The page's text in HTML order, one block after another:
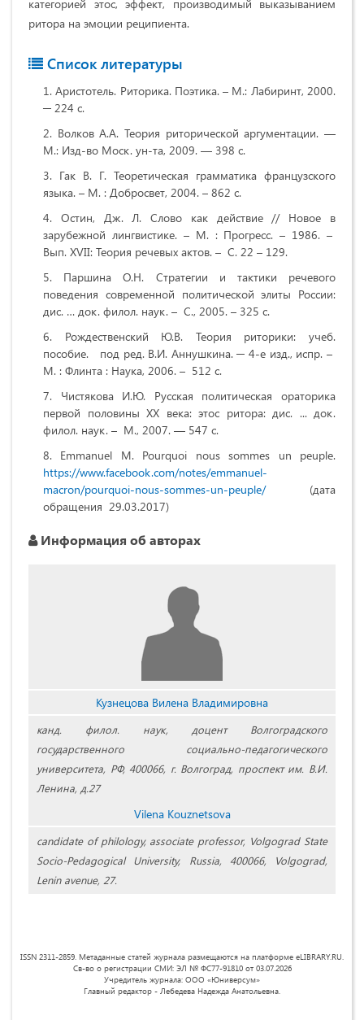
категорией этос, эффект, производимый выказыванием
ритора на эмоции реципиента.
Список литературы
Аристотель. Риторика. Поэтика. – М.: Лабиринт, 2000.
─ 224 с.
Волков A.A. Теория риторической аргументации. —
М.: Изд-во Моск. ун-та, 2009. — 398 с.
Гак В. Г. Теоретическая грамматика французского
языка. – М. : Добросвет, 2004. – 862 с.
Остин, Дж. Л. Слово как действие // Новое в
зарубежной лингвистике. – М. : Прогресс. – 1986. –
Вып. XVII: Теория речевых актов. – С. 22 – 129.
Паршина О.Н. Стратегии и тактики речевого
поведения современной политической элиты России:
дис. … док. филол. наук. – С., 2005. – 325 с.
Рождественский Ю.В. Теория риторики: учеб.
пособие. под ред. В.И. Аннушкина. ─ 4-е изд., испр. –
М. : Флинта : Наука, 2006. – 512 с.
Чистякова И.Ю. Русская политическая ораторика
первой половины XX века: этос ритора: дис. ... док.
филол. наук. – М., 2007. — 547 с.
Emmanuel M. Pourquoi nous sommes un peuple.
https://www.facebook.com/notes/emmanuel-
macron/pourquoi-nous-sommes-un-peuple/
(дата
обращения 29.03.2017)
Информация об авторах
Кузнецова Вилена Владимировна
канд. филол. наук, доцент Волгоградского
государственного социально-педагогического
университета, РФ, 400066, г. Волгоград, проспект им. В.И.
Ленина, д.27
Vilena Kouznetsova
candidate of philology, associate professor, Volgograd State
Socio-Pedagogical University, Russia, 400066, Volgograd,
Lenin avenue, 27.
ISSN 2311-2859. Метаданные статей журнала размещаются на платформе eLIBRARY.RU.
Св-во о регистрации СМИ: ЭЛ № ФС77-91810 от 03.07.2026
Учредитель журнала: ООО «Юниверсум»
Главный редактор - Лебедева Надежда Анатольевна.